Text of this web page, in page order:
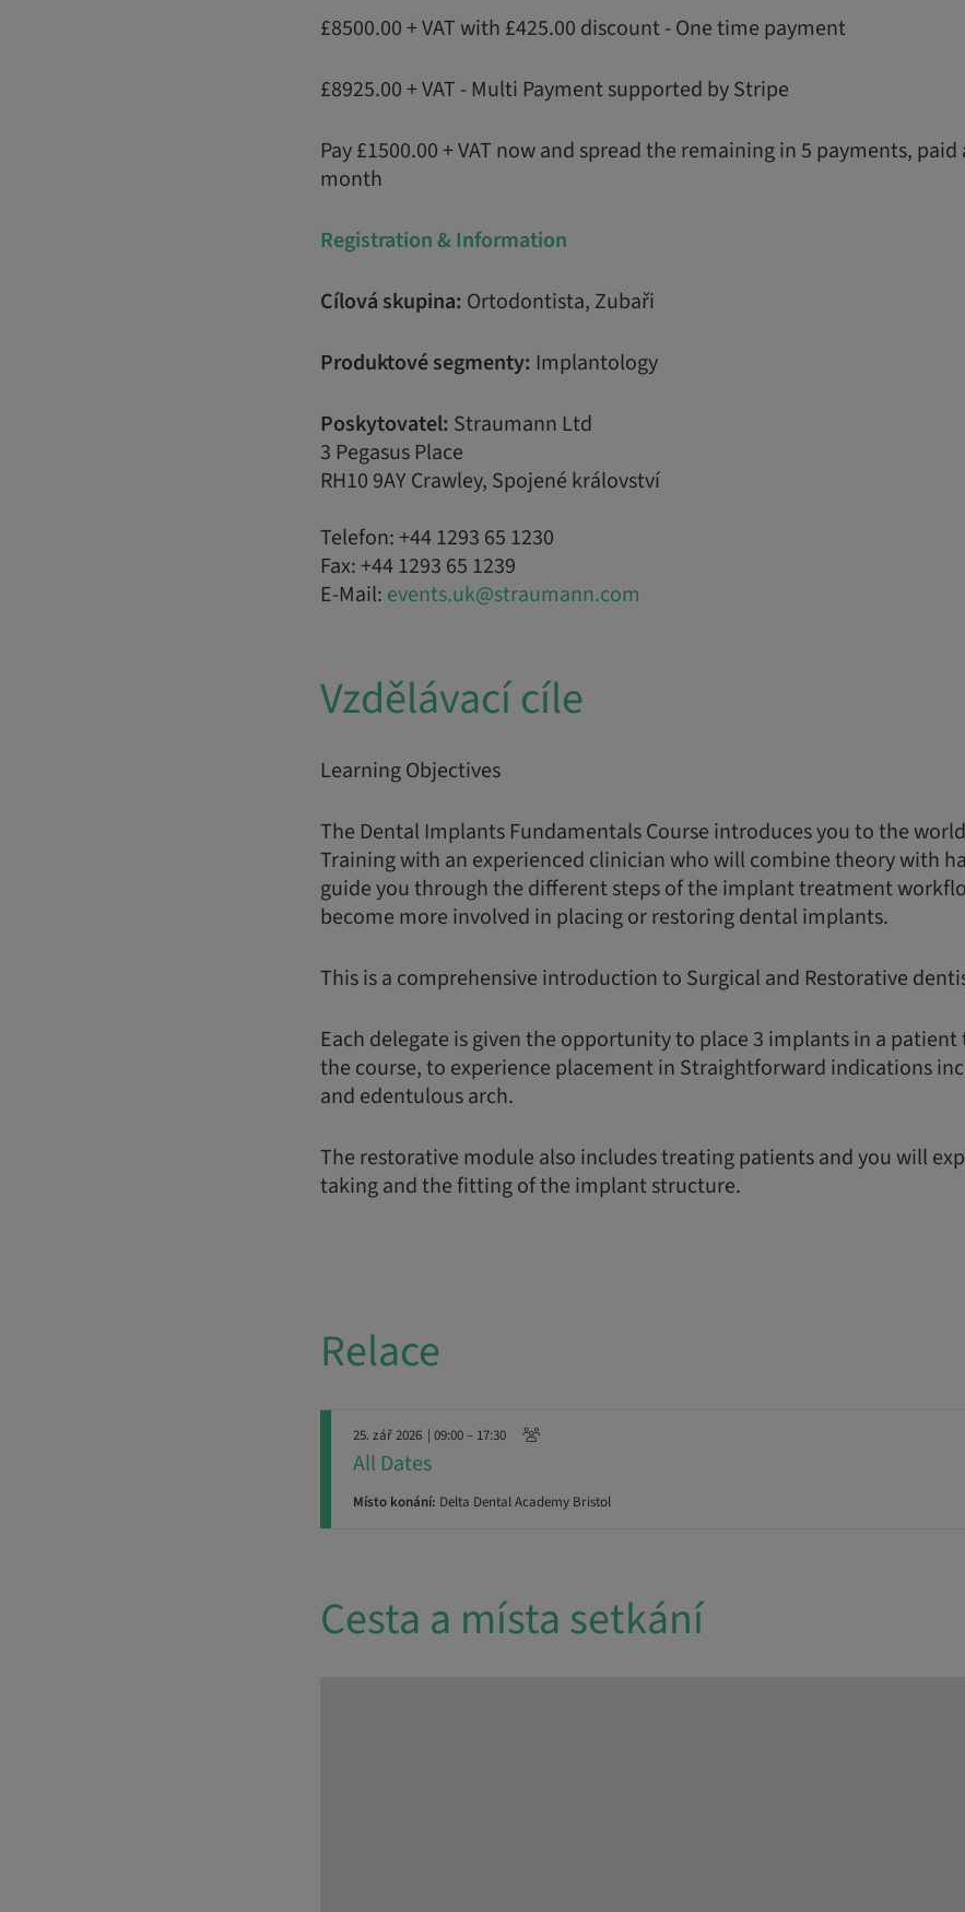
£8500.00 + VAT with £425.00 discount - One time payment
£8925.00 + VAT - Multi Payment supported by Stripe
Pay £1500.00 + VAT now and spread the remaining in 5 payments,
month
Registration & Information
Cílová skupina: Ortodontista, Zubaři
Produktové segmenty: Implantology
Poskytovatel: Straumann Ltd
3 Pegasus Place
RH10 9AY Crawley, Spojené království
Telefon: +44 1293 65 1230
Fax: +44 1293 65 1239
E-Mail: events.uk@straumann.com
Vzdělávací cíle
Learning Objectives
The Dental Implants Fundamentals Course introduces you to the
Training with an experienced clinician who will combine theory with
guide you through the different steps of the implant treatment
become more involved in placing or restoring dental implants.
This is a comprehensive introduction to Surgical and Restorative
Each delegate is given the opportunity to place 3 implants in a
the course, to experience placement in Straightforward indications
and edentulous arch.
The restorative module also includes treating patients and you will
taking and the fitting of the implant structure.
Relace
25. zář 2026 | 09:00 – 17:30
All Dates
Místo konání: Delta Dental Academy Bristol
Cesta a místa setkání